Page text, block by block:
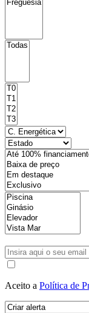
Aceito a Política de